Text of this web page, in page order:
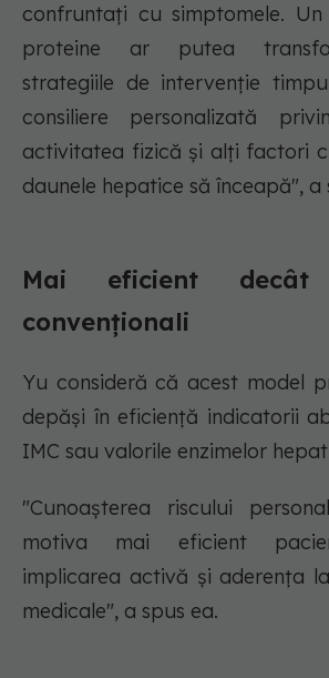
confruntați cu simptomele.
proteine ar putea
strategiile de intervenție
consiliere personalizată
activitatea fizică și alți factori
daunele hepatice să înceapă", a
Mai eficient decât
convenționali
Yu consideră că acest model
depăși în eficiență indicatorii
IMC sau valorile enzimelor
"Cunoașterea riscului
motiva mai eficient
implicarea activă și aderența
medicale", a spus ea.